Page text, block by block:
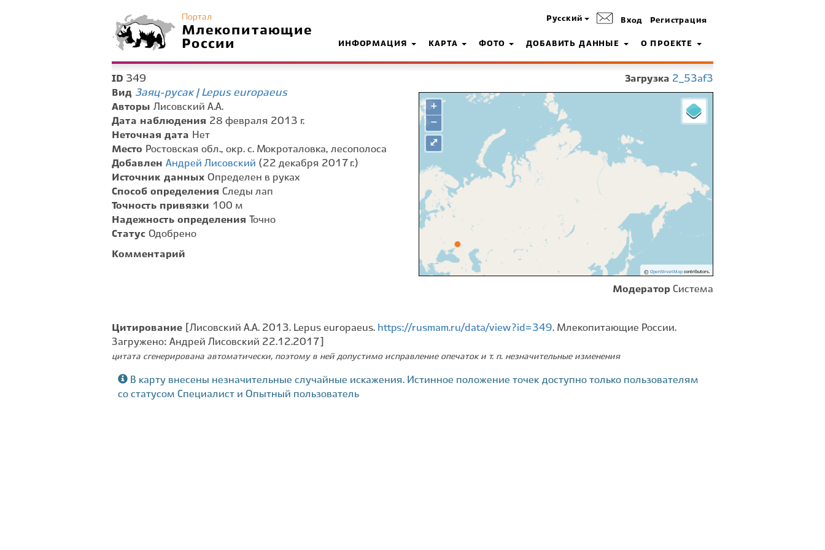
Портал
Млекопитающие
России
Русский Вход Регистрация
ИНФОРМАЦИЯ КАРТА ФОТО ДОБАВИТЬ ДАННЫЕ О ПРОЕКТЕ
ID 349
Вид Заяц-русак | Lepus europaeus
Авторы Лисовский А.А.
Дата наблюдения 28 февраля 2013 г.
Неточная дата Нет
Место Ростовская обл., окр. с. Мокроталовка, лесополоса
Добавлен Андрей Лисовский (22 декабря 2017 г.)
Источник данных Определен в руках
Способ определения Следы лап
Точность привязки 100 м
Надежность определения
Точно
Статус Одобрено
Комментарий
Загрузка 2_53af3
+
−
© OpenStreetMapcontributors.
⤢
Модератор Система
Цитирование [Лисовский А.А. 2013. Lepus europaeus. https://rusmam.ru/data/view?id=349. Млекопитающие России.
Загружено: Андрей Лисовский 22.12.2017]
цитата сгенерирована автоматически, поэтому в ней допустимо исправление опечаток и т. п. незначительные изменения
В карту внесены незначительные случайные искажения. Истинное положение точек доступно только пользователям
со статусом Специалист и Опытный пользователь